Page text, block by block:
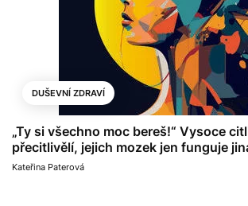
DUŠEVNÍ ZDRAVÍ
„Ty si všechno moc bereš!“ Vysoce
přecitlivělí, jejich mozek jen funguje
Kateřina Paterová